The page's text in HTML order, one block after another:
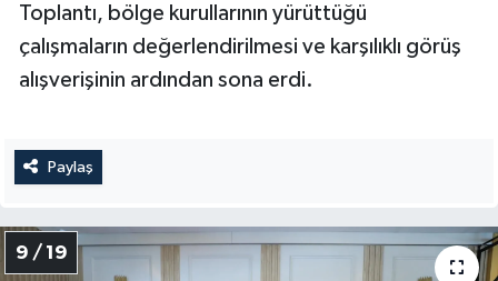
Toplantı, bölge kurullarının yürüttüğü
çalışmaların değerlendirilmesi ve karşılıklı görüş
alışverişinin ardından sona erdi.
Paylaş
9 / 19